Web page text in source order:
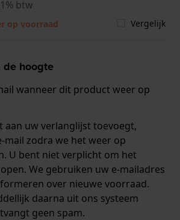
btw
op voorraad Vergelijk
de hoogte
wanneer dit product weer op
aan uw verlanglijst toevoegt,
mail zodra we het weer op
U bent niet verplicht om het
We gebruiken uw e-mailadres
over nieuwe voorraad.
daarna uit ons systeem
geen spam.